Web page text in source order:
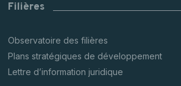
Filières
Observatoire des filières
Plans stratégiques de développement
Lettre d’information juridique